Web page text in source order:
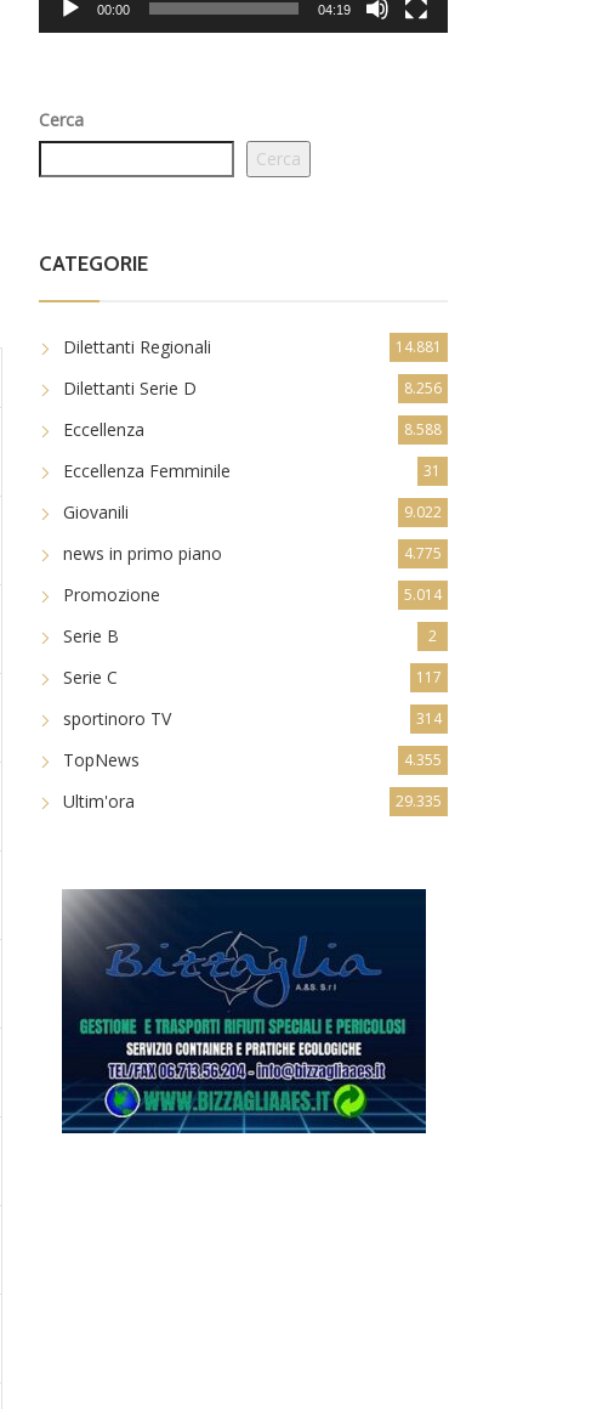
00:00 04:19
Cerca
Cerca
CATEGORIE
Dilettanti Regionali 14.881
Dilettanti Serie D 8.256
Eccellenza 8.588
Eccellenza Femminile 31
Giovanili 9.022
news in primo piano 4.775
Promozione 5.014
Serie B 2
Serie C 117
sportinoro TV 314
TopNews 4.355
Ultim'ora 29.335